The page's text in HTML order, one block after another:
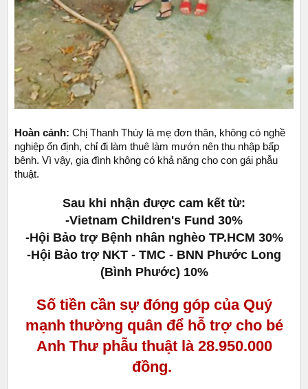
Hoàn cảnh: Chị Thanh Thúy là mẹ đơn thân, không có nghề
nghiệp ổn định, chỉ đi làm thuê làm mướn nên thu nhập bấp
bênh. Vì vậy, gia đình không có khả năng cho con gái phẫu
thuật.
Sau khi nhận được cam kết từ:
-Vietnam Children's Fund 30%
-Hội Bảo trợ Bệnh nhân nghèo TP.HCM 30%
-Hội Bảo trợ NKT - TMC - BNN Phước Long
(Bình Phước) 10%
Số tiền cần sự đóng góp của Quý
mạnh thường quân để hỗ trợ cho bé
Anh Thư phẫu thuật là 28.950.000
đồng.